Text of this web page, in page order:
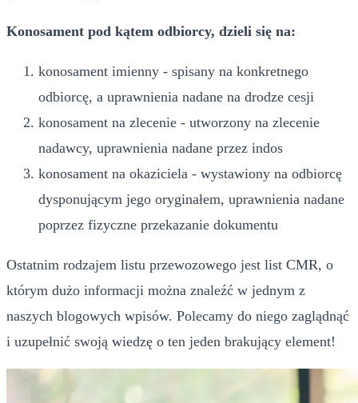
Konosament pod kątem odbiorcy, dzieli się na:
konosament imienny - spisany na konkretnego
odbiorcę, a uprawnienia nadane na drodze cesji
konosament na zlecenie - utworzony na zlecenie
nadawcy, uprawnienia nadane przez indos
konosament na okaziciela - wystawiony na odbiorcę
dysponującym jego oryginałem, uprawnienia nadane
poprzez fizyczne przekazanie dokumentu
Ostatnim rodzajem listu przewozowego jest list CMR, o
którym dużo informacji można znaleźć w jednym z
naszych blogowych wpisów. Polecamy do niego zaglądnąć
i uzupełnić swoją wiedzę o ten jeden brakujący element!